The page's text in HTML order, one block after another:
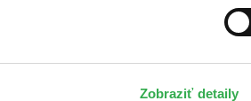
Zobraziť detaily